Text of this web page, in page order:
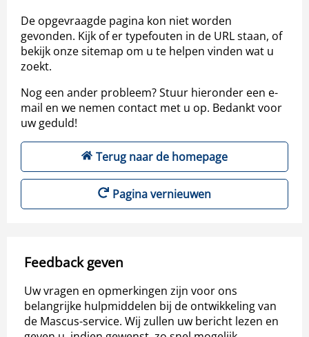
De opgevraagde pagina kon niet worden
gevonden. Kijk of er typefouten in de URL staan, of
bekijk onze sitemap om u te helpen vinden wat u
zoekt.
Nog een ander probleem? Stuur hieronder een e-
mail en we nemen contact met u op. Bedankt voor
uw geduld!
Terug naar de homepage
Pagina vernieuwen
Feedback geven
Uw vragen en opmerkingen zijn voor ons
belangrijke hulpmiddelen bij de ontwikkeling van
de Mascus-service. Wij zullen uw bericht lezen en